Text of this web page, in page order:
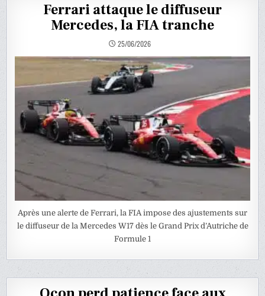
Ferrari attaque le diffuseur
Mercedes, la FIA tranche
25/06/2026
Après une alerte de Ferrari, la FIA impose des ajustements sur
le diffuseur de la Mercedes W17 dès le Grand Prix d’Autriche de
Formule 1